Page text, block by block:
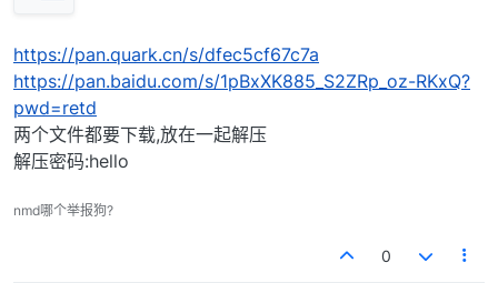
https://pan.quark.cn/s/dfec5cf67c7a
https://pan.baidu.com/s/1pBxXK885_S2ZRp_oz-RKxQ?
pwd=retd
两个文件都要下载,放在一起解压
解压密码:hello
nmd哪个举报狗?
0